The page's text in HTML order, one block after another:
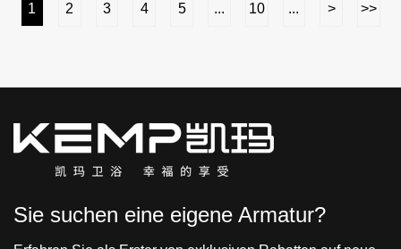
1 2 3 4 5 ... 10 ... > >>
Sie suchen eine eigene Armatur?